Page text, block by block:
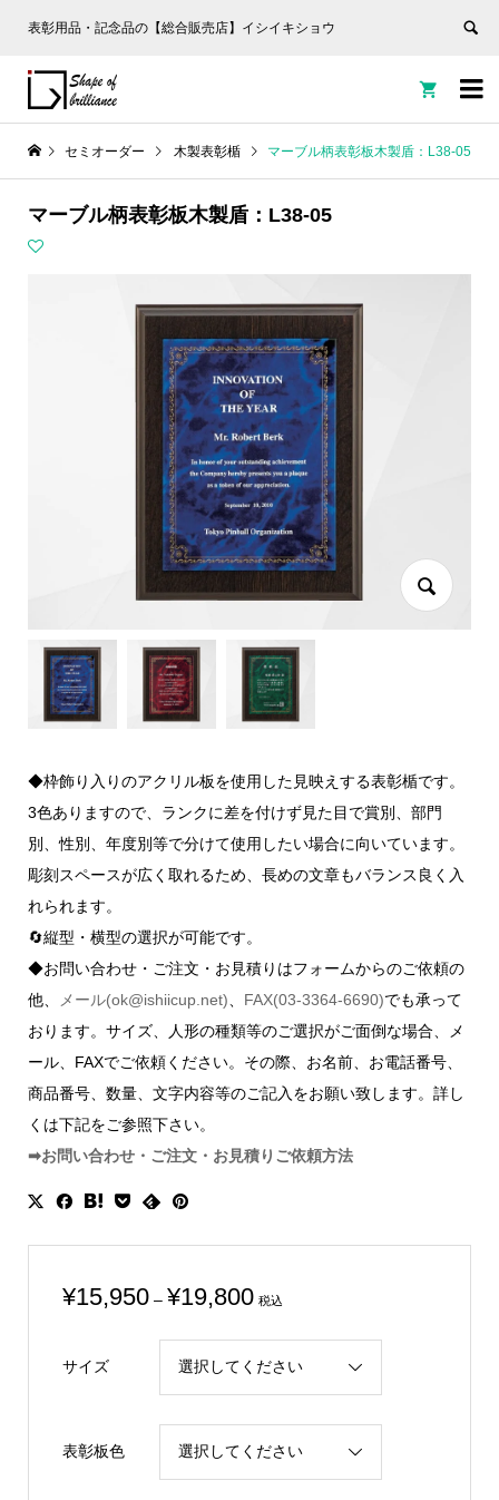
表彰用品・記念品の【総合販売店】イシイキショウ


セミオーダー 木製表彰楯 マーブル柄表彰板木製盾：L38-05
マーブル柄表彰板木製盾：L38-05
◆枠飾り入りのアクリル板を使用した見映えする表彰楯です。
3色ありますので、ランクに差を付けず見た目で賞別、部門
別、性別、年度別等で分けて使用したい場合に向いています。
彫刻スペースが広く取れるため、長めの文章もバランス良く入
れられます。
🔄縦型・横型の選択が可能です。
◆お問い合わせ・ご注文・お見積りはフォームからのご依頼の
他、
メール(ok@ishiicup.net) FAX(03-3364-6690)でも承って
おります。サイズ、人形の種類等のご選択がご面倒な場合、メ
ール、FAXでご依頼ください。その際、お名前、お電話番号、
商品番号、数量、文字内容等のご記入をお願い致します。詳し
くは下記をご参照下さい。
➡お問い合わせ・ご注文・お見積りご依頼方法
¥15,950 – ¥19,800価
¥19,800
税込
サイズ
表彰板色